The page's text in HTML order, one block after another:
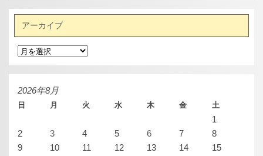
アーカイブ
ア
ー
カ
イ
2026年8月
日 月 火 水 木 金 土
1
2
3 4 5 6 7
8
9
10 11 12 13 14
15